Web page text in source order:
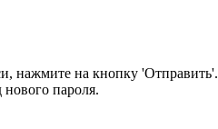
нажмите на кнопку 'Отправить'.
пароля.